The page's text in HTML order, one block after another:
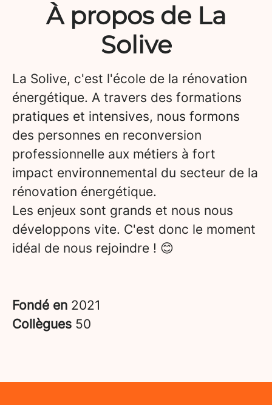
À propos de La
Solive
La Solive, c'est l'école de la rénovation
énergétique. A travers des formations
pratiques et intensives, nous formons
des personnes en reconversion
professionnelle aux métiers à fort
impact environnemental du secteur de la
rénovation énergétique.
Les enjeux sont grands et nous nous
développons vite. C'est donc le moment
idéal de nous rejoindre ! 😊
Fondé en 2021
Collègues 50